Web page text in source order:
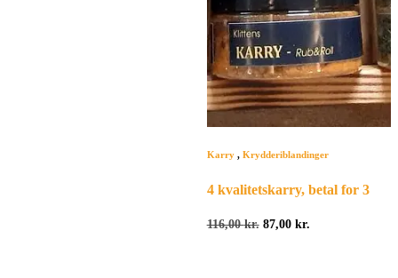
Karry, Krydderiblandinger
4 kvalitetskarry, betal for 3
116,00kr. Den
87,00 kr.